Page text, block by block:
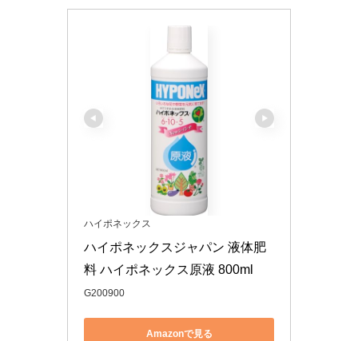
ハイポネックス
ハイポネックスジャパン 液体肥
料 ハイポネックス原液 800ml
G200900
Amazonで見る